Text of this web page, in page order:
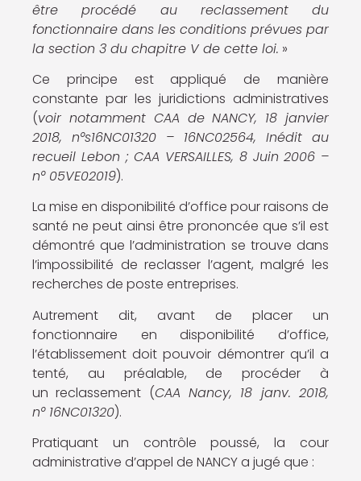
être procédé au reclassement du
fonctionnaire dans les conditions prévues par
la section 3 du chapitre V de cette loi. »
Ce principe est appliqué de manière
constante par les juridictions administratives
(voir notamment CAA de NANCY, 18 janvier
2018, n°s16NC01320 – 16NC02564, Inédit au
recueil Lebon ; CAA VERSAILLES, 8 Juin 2006 –
n° 05VE02019).
La mise en disponibilité d’office pour raisons de
santé ne peut ainsi être prononcée que s’il est
démontré que l’administration se trouve dans
l’impossibilité de reclasser l’agent, malgré les
recherches de poste entreprises.
Autrement dit, avant de placer un
fonctionnaire en disponibilité d’office,
l’établissement doit pouvoir démontrer qu’il a
tenté, au préalable, de procéder à
un reclassement (CAA Nancy, 18 janv. 2018,
n° 16NC01320).
Pratiquant un contrôle poussé, la cour
administrative d’appel de NANCY a jugé que :